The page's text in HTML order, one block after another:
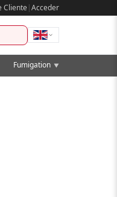
Cliente|Acceder
Fumigation ▼